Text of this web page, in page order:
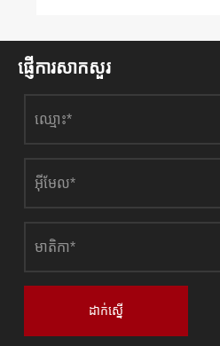
ផ្ញើការសាកសួរ
ដាក់ស្នើ